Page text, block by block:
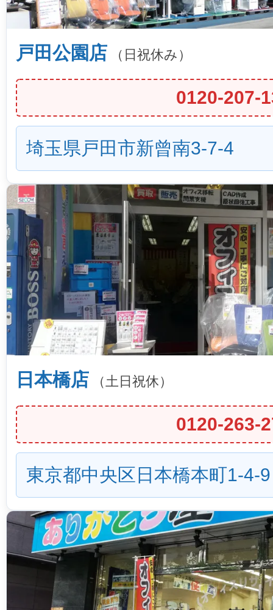
戸田公園店 （日祝休み）
0120-207-
埼玉県戸田市新曾南3-7-4
日本橋店 （土日祝休）
0120-263-
東京都中央区日本橋本町1-4-9